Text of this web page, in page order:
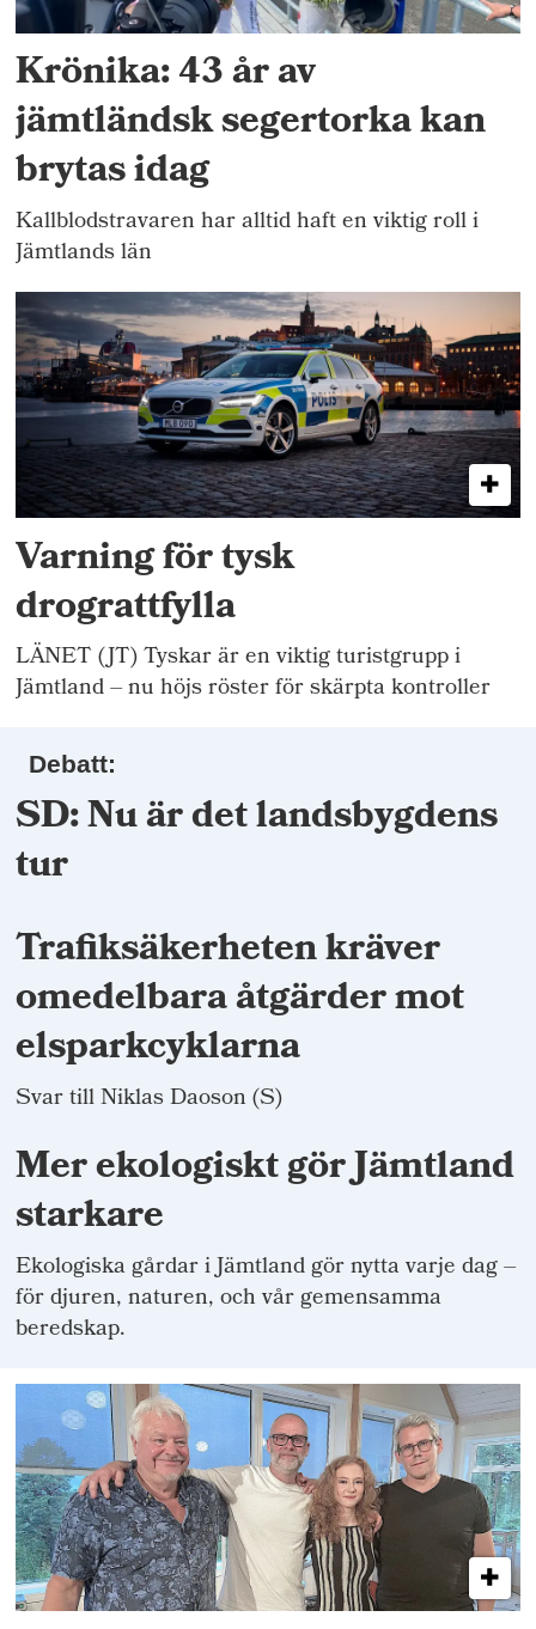
Krönika: 43 år av
jämtländsk segertorka kan
brytas idag
Kallblodstravaren har alltid haft en viktig roll i
Jämtlands län
Varning för tysk
drograttfylla
LÄNET (JT) Tyskar är en viktig turistgrupp i
Jämtland – nu höjs röster för skärpta kontroller
Debatt:
SD: Nu är det landsbygdens
tur
Trafiksäkerheten kräver
omedelbara åtgärder mot
elsparkcyklarna
Svar till Niklas Daoson (S)
Mer ekologiskt gör Jämtland
starkare
Ekologiska gårdar i Jämtland gör nytta varje dag –
för djuren, naturen, och vår gemensamma
beredskap.